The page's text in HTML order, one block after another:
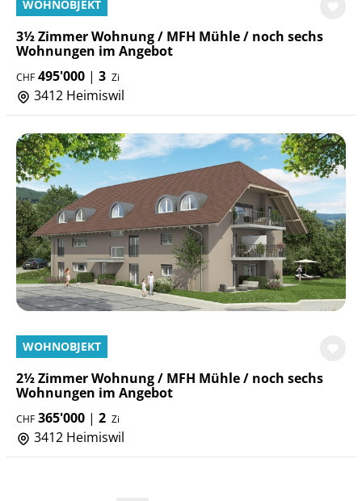
WOHNOBJEKT
3½ Zimmer Wohnung / MFH Mühle / noch sechs
Wohnungen im Angebot
CHF 495'000 | 3 Zi
3412 Heimiswil
WOHNOBJEKT
2½ Zimmer Wohnung / MFH Mühle / noch sechs
Wohnungen im Angebot
CHF 365'000 | 2 Zi
3412 Heimiswil